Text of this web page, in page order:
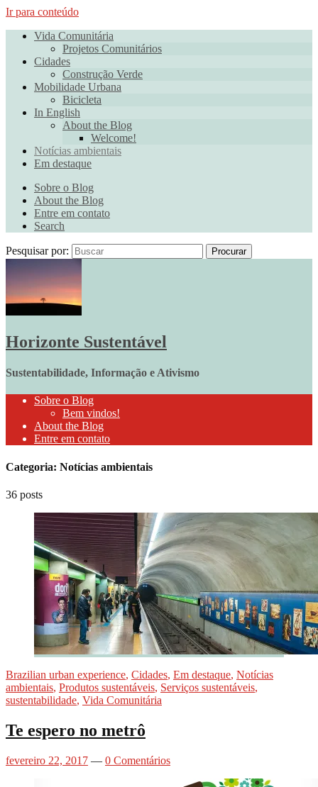
Ir para conteúdo
Vida Comunitária
Projetos Comunitários
Cidades
Construção Verde
Mobilidade Urbana
Bicicleta
In English
About the Blog
Welcome!
Notícias ambientais
Em destaque
Sobre o Blog
About the Blog
Entre em contato
Search
Pesquisar por: Procurar
Horizonte Sustentável
Sustentabilidade, Informação e Ativismo
Sobre o Blog
Bem vindos!
About the Blog
Entre em contato
Categoria: Notícias ambientais
36 posts
Brazilian urban experience, Cidades, Em destaque, Notícias
ambientais, Produtos sustentáveis, Serviços sustentáveis,
sustentabilidade, Vida Comunitária
Te espero no metrô
fevereiro 22, 2017 — 0 Comentários